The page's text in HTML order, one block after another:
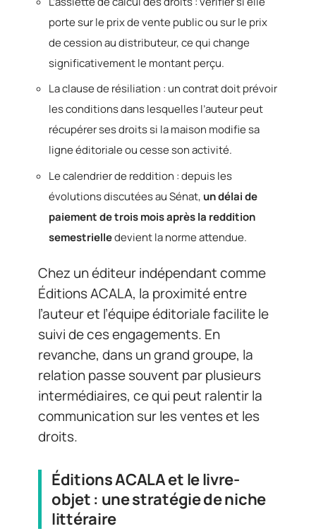
porte sur le prix de vente public ou sur le prix
de cession au distributeur, ce qui change
significativement le montant perçu.
La clause de résiliation : un contrat doit prévoir
les conditions dans lesquelles l’auteur peut
récupérer ses droits si la maison modifie sa
ligne éditoriale ou cesse son activité.
Le calendrier de reddition : depuis les
évolutions discutées au Sénat, un délai de
paiement de trois mois après la reddition
semestrielledevient la norme attendue.
Chez un éditeur indépendant comme
Éditions ACALA, la proximité entre
l’auteur et l’équipe éditoriale facilite le
suivi de ces engagements. En
revanche, dans un grand groupe, la
relation passe souvent par plusieurs
intermédiaires, ce qui peut ralentir la
communication sur les ventes et les
droits.
Éditions ACALA et le livre-
objet : une stratégie de niche
littéraire